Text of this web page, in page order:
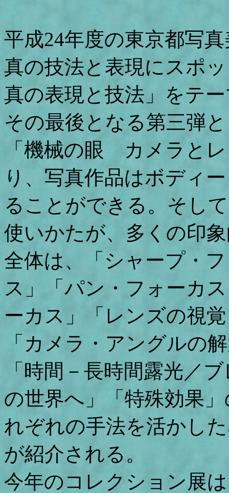
平成24年度の東京都写
真の技法と表現にスポ
真の表現と技法」をテ
その最後となる第三弾
「機械の眼 カメラと
り、写真作品はボディ
ることができる。そし
使いかたが、多くの印
全体は、「シャープ・
ス」「パン・フォーカ
ーカス」「レンズの視
「カメラ・アングルの
「時間－長時間露光／
の世界へ」「特殊効果
れぞれの手法を活かし
が紹介される。
今年のコレクション展